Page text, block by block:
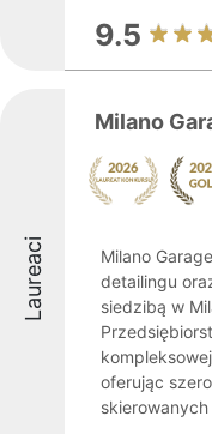
9.5
Laureaci
Milano
Milano
detailingu
siedzibą w
oferując